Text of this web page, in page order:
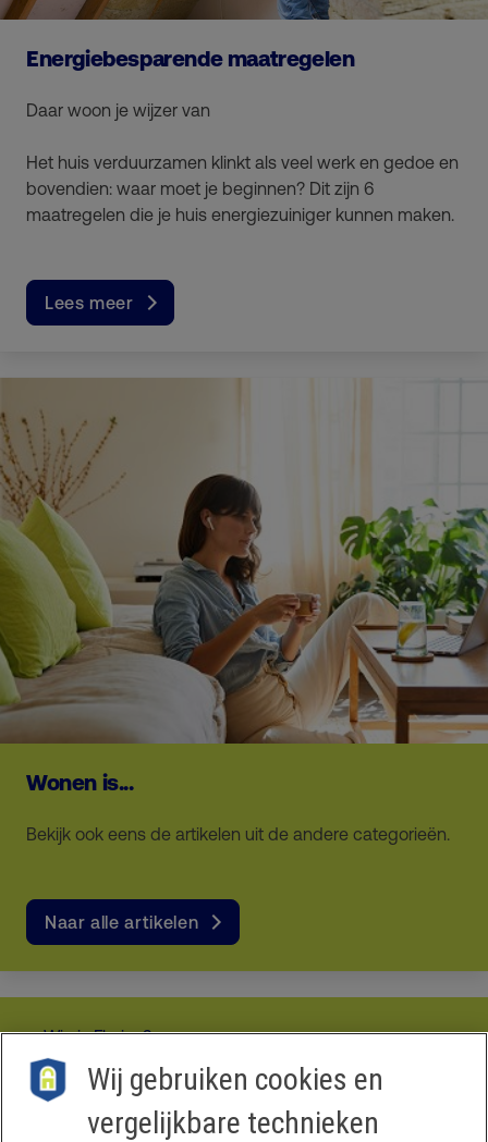
Energiebesparende maatregelen
Daar woon je wijzer van
Het huis verduurzamen klinkt als veel werk en gedoe en
bovendien: waar moet je beginnen? Dit zijn 6
maatregelen die je huis energiezuiniger kunnen maken.
Lees meer
Wonen is...
Bekijk ook eens de artikelen uit de andere categorieën.
Naar alle artikelen
Wie is Florius?
Disclaimer
Privacyverklaring
Vergelijkingskaart
Wij gebruiken cookies en
vergelijkbare technieken